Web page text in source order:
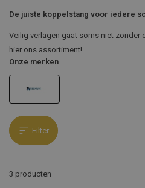
De juiste koppelstang voor iedere
Veilig verlagen gaat soms niet zonder
hier ons assortiment!
Onze merken
Filter
3 producten